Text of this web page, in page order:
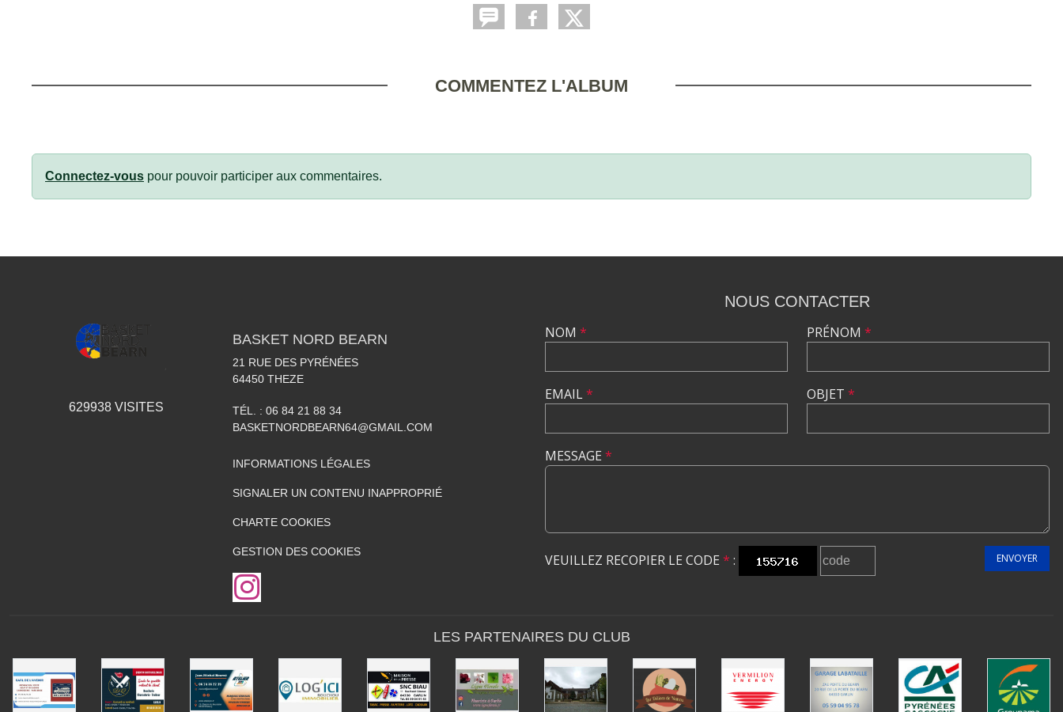
COMMENTEZ L'ALBUM
Connectez-vous pour pouvoir participer aux commentaires.
629938 VISITES
BASKET NORD BEARN
21 RUE DES PYRÉNÉES
64450 THEZE
TÉL. : 06 84 21 88 34
BASKETNORDBEARN64@GMAIL.COM
INFORMATIONS LÉGALES
SIGNALER UN CONTENU INAPPROPRIÉ
CHARTE COOKIES
GESTION DES COOKIES
NOUS CONTACTER
NOM *
EMAIL*
PRÉNOM *
OBJET *
MESSAGE *
VEUILLEZ RECOPIER LE CODE * : ENVOYER
LES PARTENAIRES DU CLUB